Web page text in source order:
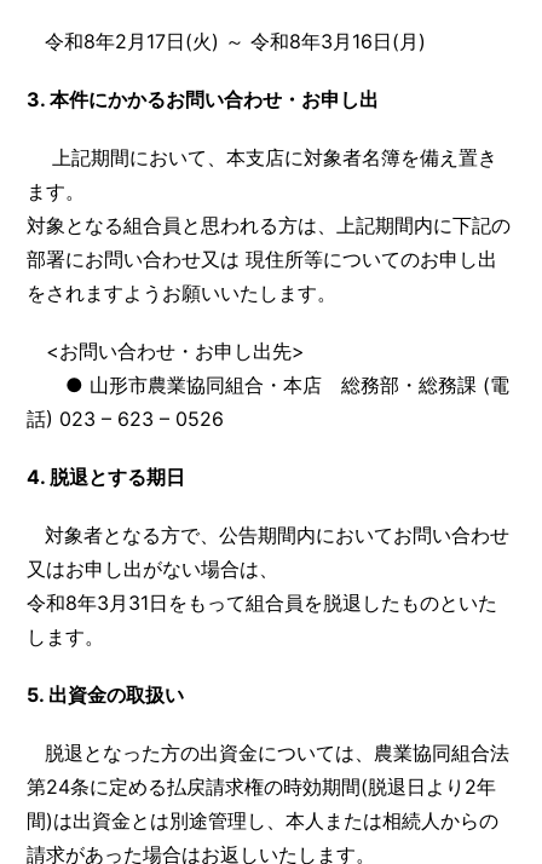
令和8年2月17日(火) ～ 令和8年3月16日(月)
3.本件にかかるお問い合わせ・お申し出
上記期間において、本支店に対象者名簿を備え置き
ます。
対象となる組合員と思われる方は、上記期間内に下記の
部署にお問い合わせ又は 現住所等についてのお申し出
をされますようお願いいたします。
<お問い合わせ・お申し出先>
● 山形市農業協同組合・本店 総務部・総務課 (電
話) 023 – 623 – 0526
4. 脱退とする期日
対象者となる方で、公告期間内においてお問い合わせ
又はお申し出がない場合は、
令和8年3月31日をもって組合員を脱退したものといた
します。
5. 出資金の取扱い
脱退となった方の出資金については、農業協同組合法
第24条に定める払戻請求権の時効期間(脱退日より2年
間)は出資金とは別途管理し、本人または相続人からの
請求があった場合はお返しいたします。